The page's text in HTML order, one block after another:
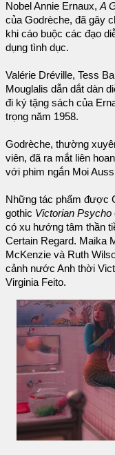
Nobel Annie Ernaux,A
của Godrèche, đã gây
khi cáo buộc các đạo
dụng tình dục.
Valérie Dréville, Tess
Mouglalis dẫn dắt dàn
đi ký tặng sách của
trọng năm 1958.
Godrèche, thường
viên, đã ra mắt liên
với phim ngắn Moi
Những tác phẩm được
gothic Victorian Psycho
có xu hướng tâm thần
Certain Regard. Maika
McKenzie và Ruth
cảnh nước Anh thời
Virginia Feito.